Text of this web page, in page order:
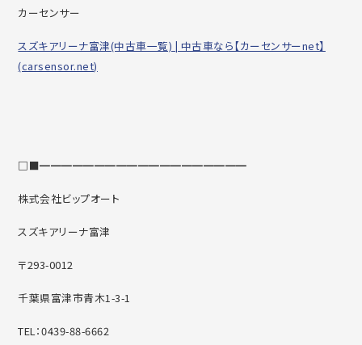
カーセンサー
スズキアリーナ富津(中古車一覧) | 中古車なら【カーセンサーnet】
(carsensor.net)
□■━━━━━━━━━━━━━━━━━━━
株式会社ビップオート
スズキアリーナ富津
〒293-0012
千葉県富津市青木1-3-1
TEL：0439-88-6662